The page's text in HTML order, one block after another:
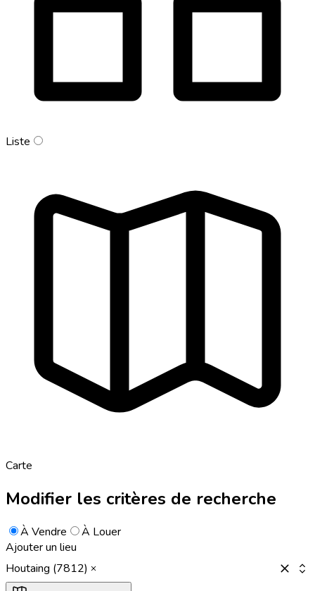
Liste
Carte
Modifier les critères de recherche
À Vendre
À Louer
Ajouter un lieu
Houtaing (7812)